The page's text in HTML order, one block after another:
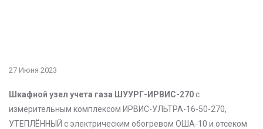
27 Июня 2023
Шкафной узел учета газа ШУУРГ-ИРВИС-270 с
измерительным комплексом ИРВИС-УЛЬТРА-16-50-270,
УТЕПЛЁННЫЙ с электрическим обогревом ОША-10 и отсеком